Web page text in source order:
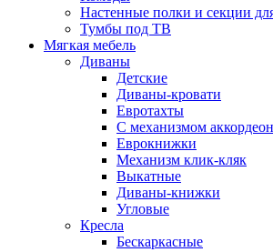
Настенные полки и секции
Тумбы под ТВ
Мягкая мебель
Диваны
Детские
Диваны-кровати
Евротахты
С механизмом аккордеон
Еврокнижки
Механизм клик-кляк
Выкатные
Диваны-книжки
Угловые
Кресла
Бескаркасные